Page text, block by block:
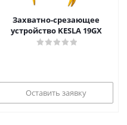
Захватно-срезающее
устройство KESLA 19GX
Оставить заявку